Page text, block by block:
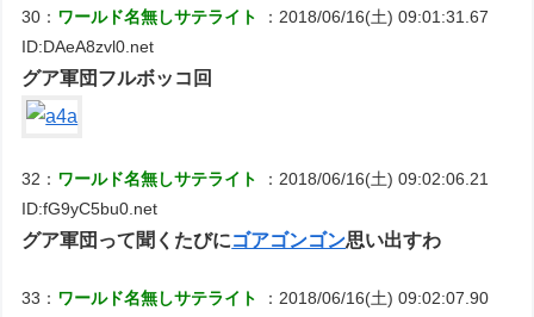
30： ワールド名無しサテライト
：2018/06/16(土) 09:01:31.67
ID:DAeA8zvl0.net
グア軍団フルボッコ回
32： ワールド名無しサテライト
：2018/06/16(土) 09:02:06.21
ID:fG9yC5bu0.net
グア軍団って聞くたびにゴアゴンゴン思い出すわ
33： ワールド名無しサテライト
：2018/06/16(土) 09:02:07.90